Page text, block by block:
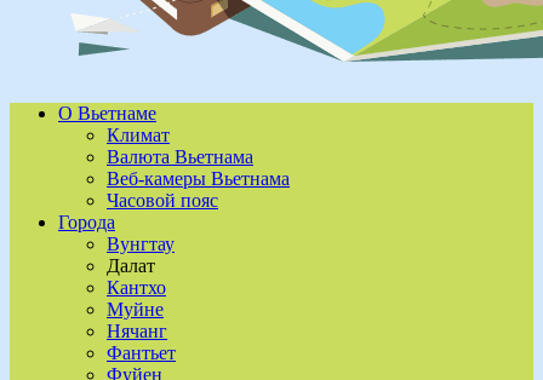
О Вьетнаме
Климат
Валюта Вьетнама
Веб-камеры Вьетнама
Часовой пояс
Города
Вунгтау
Далат
Кантхо
Муйне
Нячанг
Фантьет
Фуйен